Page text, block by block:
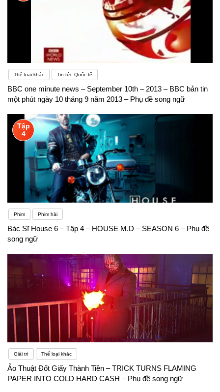
Thể loại khác Tin tức Quốc tế
BBC one minute news – September 10th – 2013 – BBC bản tin
một phút ngày 10 tháng 9 năm 2013 – Phụ đề song ngữ
Tập
4
Phim Phim hài
Bác Sĩ House 6 – Tập 4 – HOUSE M.D – SEASON 6 – Phụ đề
song ngữ
Giải trí Thể loại khác
Ảo Thuật Đốt Giấy Thành Tiền – TRICK TURNS FLAMING
PAPER INTO COLD HARD CASH – Phụ đề song ngữ